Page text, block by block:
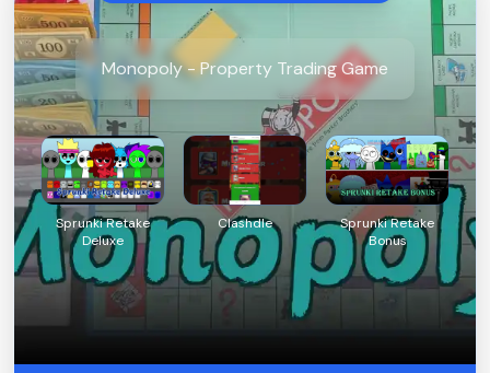
Monopoly - Property Trading Game
Sprunki Retake
Deluxe
Clashdle
Sprunki Retake
Bonus